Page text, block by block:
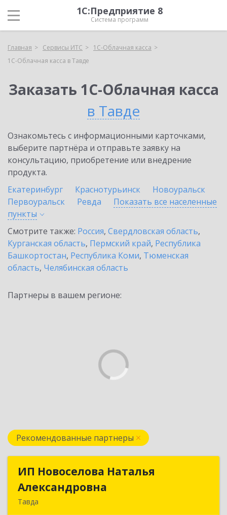
1С:Предприятие 8
Система программ
Главная Сервисы ИТС
1С-Облачная касса
1С-Облачная касса в Тавде
Заказать 1С-Облачная касса
в Тавде
Ознакомьтесь с информационными карточками,
выберите партнёра и отправьте заявку на
консультацию, приобретение или внедрение
продукта.
Екатеринбург
Краснотурьинск
Новоуральск
Первоуральск
Ревда
Показать все населенные
пункты
Смотрите также: Россия, Свердловская область,
Курганская область, Пермский край, Республика
Башкортостан, Республика Коми, Тюменская
область, Челябинская область
Партнеры в вашем регионе:
Рекомендованные партнеры
ИП Новоселова Наталья
Александровна
Тавда
ИП Новоселова Наталья